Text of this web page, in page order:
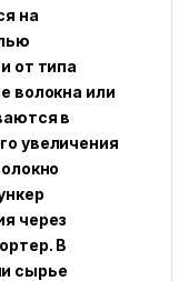
на
от типа
волокна или
в
увеличения
через
В
сырье